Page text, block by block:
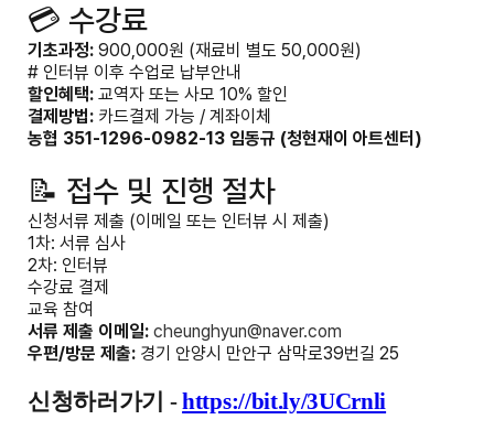
💳 수강료
기초과정: 900,000원 (재료비 별도 50,000원)
# 인터뷰 이후 수업로 납부안내
할인혜택: 교역자 또는 사모 10% 할인
결제방법: 카드결제 가능 / 계좌이체
농협 351-1296-0982-13 임동규 (청현재이 아트센터)
📝 접수 및 진행 절차
신청서류 제출 (이메일 또는 인터뷰 시 제출)
1차: 서류 심사
2차: 인터뷰
수강료 결제
교육 참여
서류 제출 이메일: cheunghyun@naver.com
우편/방문 제출: 경기 안양시 만안구 삼막로39번길 25
신청하러가기 -https://bit.ly/3UCrnli